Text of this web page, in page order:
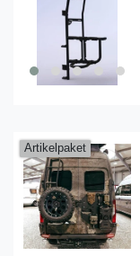
Artikelpaket